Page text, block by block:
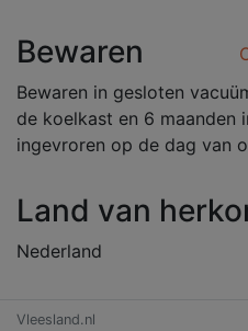
Bewaren
Bewaren in gesloten
de koelkast en 6 maanden
ingevroren op de dag van
Land van
Nederland
Vleesland.nl